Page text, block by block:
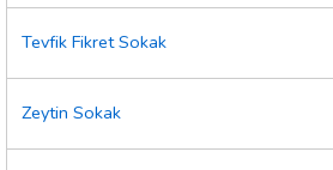
Tevfik Fikret Sokak
Zeytin Sokak